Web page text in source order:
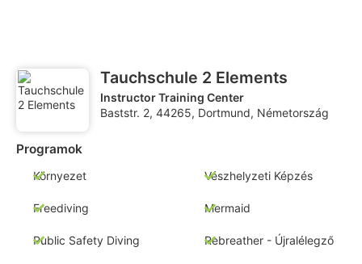
Tauchschule 2 Elements
Instructor Training Center
Baststr. 2, 44265, Dortmund, Németország
Programok
Környezet Vészhelyzeti Képzés
Freediving Mermaid
Public Safety Diving Rebreather - Újralélegző